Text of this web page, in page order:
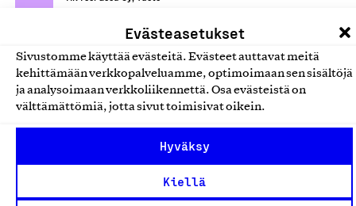
Evästeasetukset
Sivustomme käyttää evästeitä. Evästeet auttavat meitä
kehittämään verkkopalveluamme, optimoimaan sen sisältöjä
ja analysoimaan verkkoliikennettä. Osa evästeistä on
välttämättömiä, jotta sivut toimisivat oikein.
Hyväksy
Kiellä
Leipomotuotteet
Suomessa valmistetut
viipurinrinkelit ja bagelit
Juho Pulli Oy Helkala, Tuote